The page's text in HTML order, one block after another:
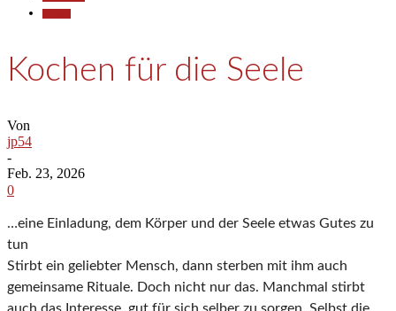
Kochen für die Seele
Von
jp54
-
Feb. 23, 2026
0
…eine Einladung, dem Körper und der Seele etwas Gutes zu
tun
Stirbt ein geliebter Mensch, dann sterben mit ihm auch
gemeinsame Rituale. Doch nicht nur das. Manchmal stirbt